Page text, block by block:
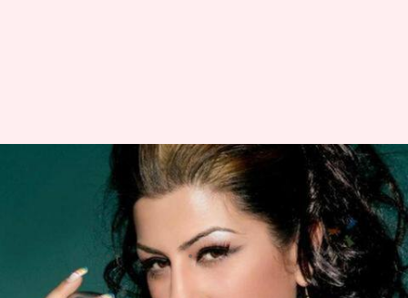
खालिस्तानी मूवमेंट के समर्थन में हॉर्ड
कौर लॉन्च करेंगी गाना, मोदी-शाह को
दी चुनौती
Aug 14, 2019 02:29 pm